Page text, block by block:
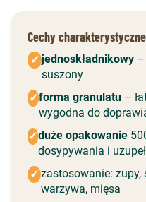
Cechy
✓ jednoskładnikowy –
suszony
✓forma granulatu –
wygodna do
✓duże opakowanie
dosypywania i
✓ zastosowanie: zupy,
warzywa, mięsa